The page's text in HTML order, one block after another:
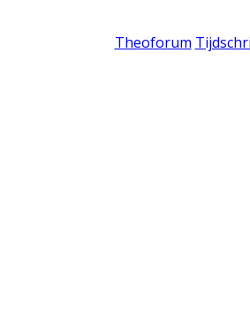
Theoforum